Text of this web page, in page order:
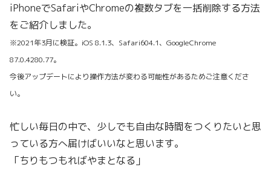
iPhoneでSafariやChromeの複数タブを一括削除する方法
をご紹介しました。
※2021年3月に検証。iOS 8.1.3、Safari604.1、GoogleChrome
87.0.4280.77。
今後アップデートにより操作方法が変わる可能性があるためご注意くださ
い。
忙しい毎日の中で、少しでも自由な時間をつくりたいと思
っている方へ届けばいいなと思います。
「ちりもつもればやまとなる」